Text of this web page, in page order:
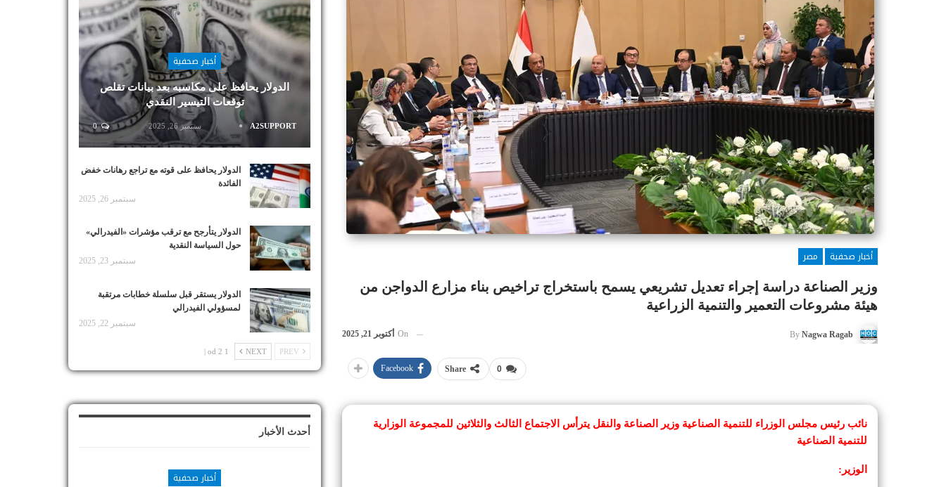
أخبار صحفية
مصر
وزير الصناعة دراسة إجراء تعديل تشريعي يسمح باستخراج تراخيص بناء مزارع الدواجن من
هيئة مشروعات التعمير والتنمية الزراعية
By Nagwa Ragab
On أكتوبر 21, 2025
0
Share
Facebook
نائب رئيس مجلس الوزراء للتنمية الصناعية وزير الصناعة والنقل يترأس الاجتماع الثالث والثلاثين للمجموعة الوزارية
للتنمية الصناعية
الوزير:
أخبار صحفية
الدولار يحافظ على مكاسبه بعد بيانات تقلص
توقعات التيسير النقدي
A2SUPPORT سبتمبر 26, 2025 0
الدولار يحافظ على قوته مع تراجع رهانات خفض
الفائدة
سبتمبر 26, 2025
الدولار يتأرجح مع ترقب مؤشرات «الفيدرالي»
حول السياسة النقدية
سبتمبر 23, 2025
الدولار يستقر قبل سلسلة خطابات مرتقبة
لمسؤولي الفيدرالي
سبتمبر 22, 2025
NEXT
1 od 2 |
أحدث الأخبار
أخبار صحفية